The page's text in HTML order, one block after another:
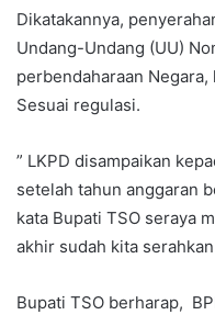
Dikatakannya,
Undang-Undang (UU)
perbendaharaan
Sesuai regulasi.
” LKPD disampaikan
setelah tahun anggaran
kata Bupati TSO seraya
akhir sudah kita
Bupati TSO berharap,